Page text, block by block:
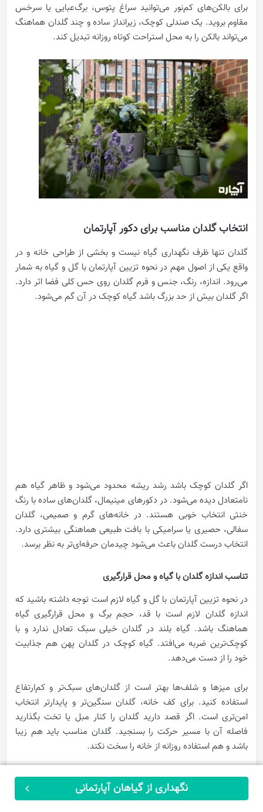
ثبت سفارش
برای بالکن‌های کم‌نور می‌توانید سراغ پتوس، برگ‌عبایی یا سرخس
مقاوم بروید. یک صندلی کوچک، زیرانداز ساده و چند گلدان هماهنگ
می‌تواند بالکن را به محل استراحت کوتاه روزانه تبدیل کند.
انتخاب گلدان مناسب برای دکور آپارتمان
گلدان تنها ظرف نگهداری گیاه نیست و بخشی از طراحی خانه و در
واقع یکی از اصول مهم در نحوه تزیین آپارتمان با گل و گیاه به شمار
می‌رود. اندازه، رنگ، جنس و فرم گلدان روی حس کلی فضا اثر دارد.
اگر گلدان بیش از حد بزرگ باشد گیاه کوچک در آن گم می‌شود.
اگر گلدان کوچک باشد رشد ریشه محدود می‌شود و ظاهر گیاه هم
نامتعادل دیده می‌شود. در دکورهای مینیمال، گلدان‌های ساده با رنگ
خنثی انتخاب خوبی هستند. در خانه‌های گرم و صمیمی، گلدان
سفالی، حصیری یا سرامیکی با بافت طبیعی هماهنگی بیشتری دارد.
انتخاب درست گلدان باعث می‌شود چیدمان حرفه‌ای‌تر به نظر برسد.
تناسب اندازه گلدان با گیاه و محل قرارگیری
در نحوه تزیین آپارتمان با گل و گیاه لازم است توجه داشته باشید که
اندازه گلدان لازم است با قد، حجم برگ و محل قرارگیری گیاه
هماهنگ باشد. گیاه بلند در گلدان خیلی سبک تعادل ندارد و با
کوچک‌ترین ضربه می‌افتد. گیاه کوچک در گلدان پهن هم جذابیت
خود را از دست می‌دهد.
برای میزها و شلف‌ها بهتر است از گلدان‌های سبک‌تر و کم‌ارتفاع
استفاده کنید. برای کف خانه، گلدان سنگین‌تر و پایدارتر انتخاب
امن‌تری است. اگر قصد دارید گلدان را کنار مبل یا تخت بگذارید
فاصله آن با مسیر حرکت را بسنجید. گلدان مناسب باید هم زیبا
باشد و هم استفاده روزانه از خانه را سخت نکند.
هماهنگی جنس گلدان با سبک دکوراسیون
از آن‌جا که جنس و طراحی گلدان می‌تواند حال‌وهوای دکور را تغییر
نگهداری از گیاهان آپارتمانی